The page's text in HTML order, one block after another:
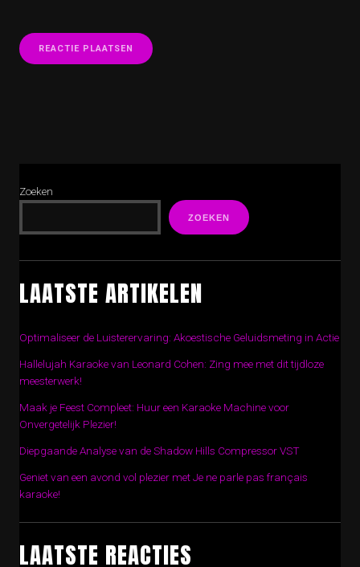
Zoeken
ZOEKEN
LAATSTE ARTIKELEN
Optimaliseer de Luisterervaring: Akoestische Geluidsmeting in Actie
Hallelujah Karaoke van Leonard Cohen: Zing mee met dit tijdloze
meesterwerk!
Maak je Feest Compleet: Huur een Karaoke Machine voor
Onvergetelijk Plezier!
Diepgaande Analyse van de Shadow Hills Compressor VST
Geniet van een avond vol plezier met Je ne parle pas français
karaoke!
LAATSTE REACTIES